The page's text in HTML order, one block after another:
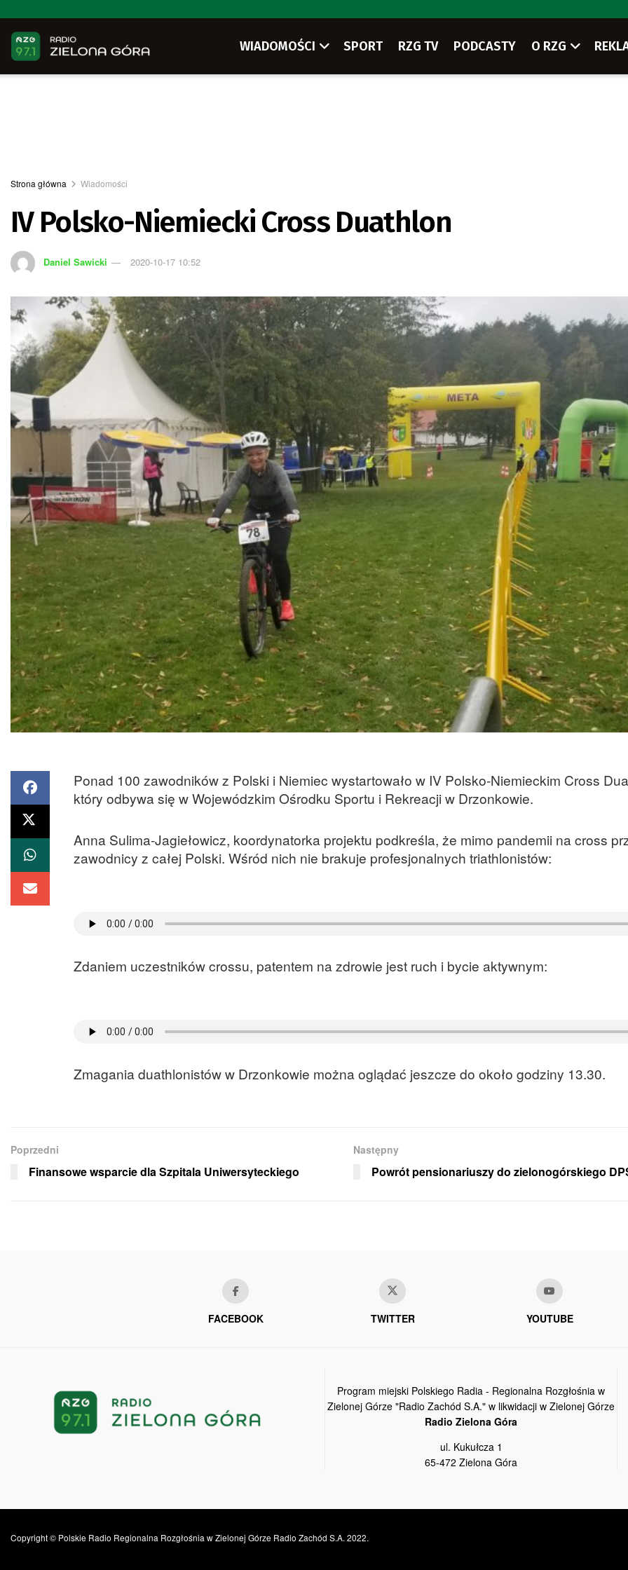
WIADOMOŚCI SPORT RZG TV PODCASTY O RZG
Strona główna Wiadomości
IV Polsko-Niemiecki Cross Duathlon
Daniel Sawicki 2020-10-17 10:52
Ponad 100 zawodników z Polski i Niemiec wystartowało w IV Polsko-Niemieckim Cross
który odbywa się w Wojewódzkim Ośrodku Sportu i Rekreacji w Drzonkowie.
Anna Sulima-Jagiełowicz, koordynatorka projektu podkreśla, że mimo pandemii na cross
zawodnicy z całej Polski. Wśród nich nie brakuje profesjonalnych triathlonistów:
Zdaniem uczestników crossu, patentem na zdrowie jest ruch i bycie aktywnym:
Zmagania duathlonistów w Drzonkowie można oglądać jeszcze do około godziny 13.30.
Poprzedni
Finansowe wsparcie dla Szpitala Uniwersyteckiego
Następny
Powrót pensionariuszy do zielonogórskiego
FACEBOOK TWITTER YOUTUBE
Program miejski Polskiego Radia - Regionalna Rozgłośnia w
Zielonej Górze "Radio Zachód S.A." w likwidacji w Zielonej Górze
Radio Zielona Góra
ul. Kukułcza 1
65-472 Zielona Góra
Copyright © Polskie Radio Regionalna Rozgłośnia w Zielonej Górze Radio Zachód S.A. 2022.